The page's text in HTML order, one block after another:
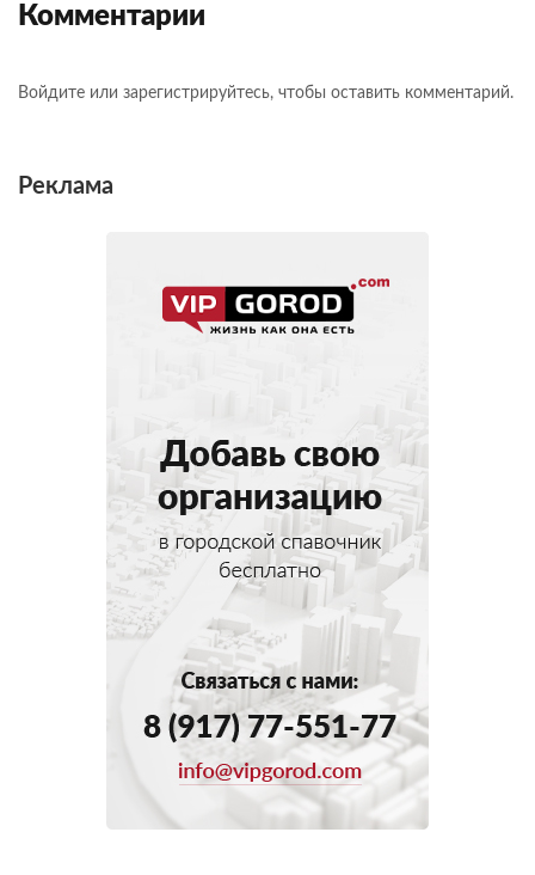
Комментарии
Войдите или зарегистрируйтесь, чтобы оставить комментарий.
Реклама